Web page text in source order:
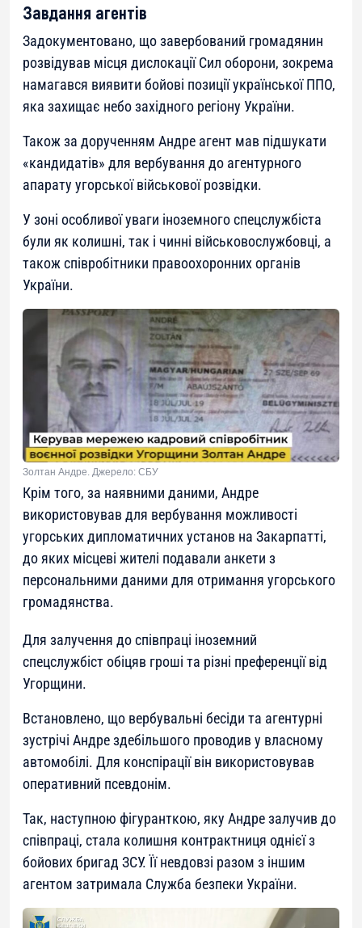
Завдання агентів
Задокументовано, що завербований громадянин
розвідував місця дислокації Сил оборони, зокрема
намагався виявити бойові позиції української ППО,
яка захищає небо західного регіону України.
Також за дорученням Андре агент мав підшукати
«кандидатів» для вербування до агентурного
апарату угорської військової розвідки.
У зоні особливої уваги іноземного спецслужбіста
були як колишні, так і чинні військовослужбовці, а
також співробітники правоохоронних органів
України.
Золтан Андре. Джерело: СБУ
Крім того, за наявними даними, Андре
використовував для вербування можливості
угорських дипломатичних установ на Закарпатті,
до яких місцеві жителі подавали анкети з
персональними даними для отримання угорського
громадянства.
Для залучення до співпраці іноземний
спецслужбіст обіцяв гроші та різні преференції від
Угорщини.
Встановлено, що вербувальні бесіди та агентурні
зустрічі Андре здебільшого проводив у власному
автомобілі. Для конспірації він використовував
оперативний псевдонім.
Так, наступною фігуранткою, яку Андре залучив до
співпраці, стала колишня контрактниця однієї з
бойових бригад ЗСУ. Її невдовзі разом з іншим
агентом затримала Служба безпеки України.